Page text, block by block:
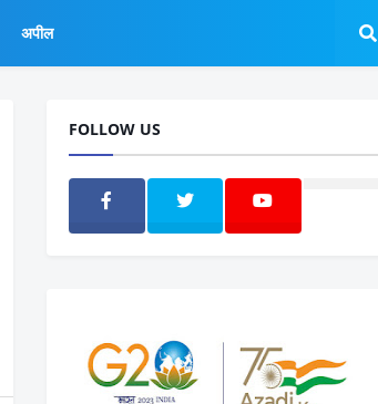
अपील
FOLLOW US